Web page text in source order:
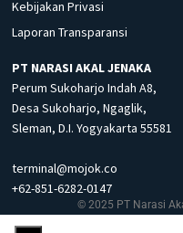
Kebijakan Privasi
Laporan Transparansi
PT NARASI AKAL JENAKA
Perum Sukoharjo Indah A8,
Desa Sukoharjo, Ngaglik,
Sleman, D.I. Yogyakarta 55581
terminal@mojok.co
+62-851-6282-0147
© 2025 PT Narasi